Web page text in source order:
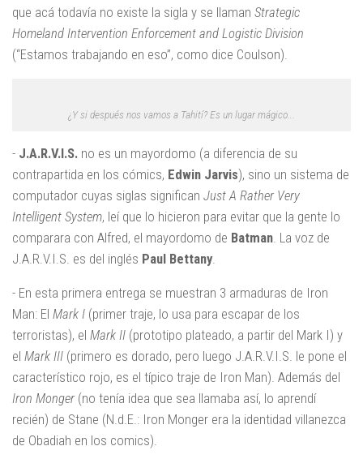
que acá todavía no existe la sigla y se llaman Strategic
Homeland Intervention Enforcement and Logistic Division
(“Estamos trabajando en eso”, como dice Coulson).
¿Y si después nos vamos a Tahití? Es un lugar mágico...
- J.A.R.V.I.S. no es un mayordomo (a diferencia de su
contrapartida en los cómics, Edwin Jarvis), sino un sistema de
computador cuyas siglas significan Just A Rather Very
Intelligent System, leí que lo hicieron para evitar que la gente lo
comparara con Alfred, el mayordomo de Batman . La voz de
J.A.R.V.I.S. es del inglés Paul Bettany
- En esta primera entrega se muestran 3 armaduras de Iron
Man: El Mark I (primer traje, lo usa para escapar de los
terroristas), el Mark II (prototipo plateado, a partir del Mark I) y
el Mark III (primero es dorado, pero luego J.A.R.V.I.S. le pone el
característico rojo, es el típico traje de Iron Man). Además del
Iron Monger (no tenía idea que sea llamaba así, lo aprendí
recién) de Stane (N.d.E.: Iron Monger era la identidad villanezca
de Obadiah en los comics).